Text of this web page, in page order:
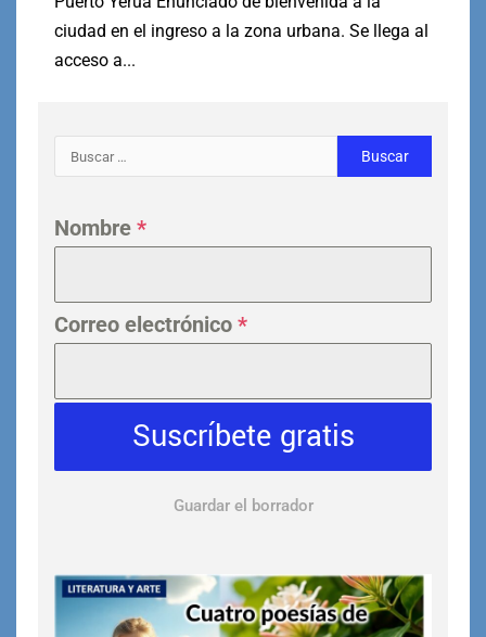
ciudad en el ingreso a la zona urbana. Se llega al
acceso a...
Nombre *
Correo electrónico *
Suscríbete gratis
Guardar el borrador